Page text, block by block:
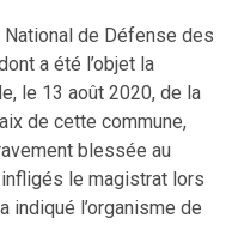
de Défense des
a été l’objet la
le 13 août 2020, de la
de cette commune,
blessée au
le magistrat lors
indiqué l’organisme de